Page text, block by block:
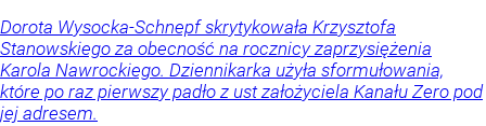
Dorota Wysocka-Schnepf skrytykowała Krzysztofa
Stanowskiego za obecność na rocznicy zaprzysiężenia
Karola Nawrockiego. Dziennikarka użyła sformułowania,
które po raz pierwszy padło z ust założyciela Kanału Zero pod
jej adresem.